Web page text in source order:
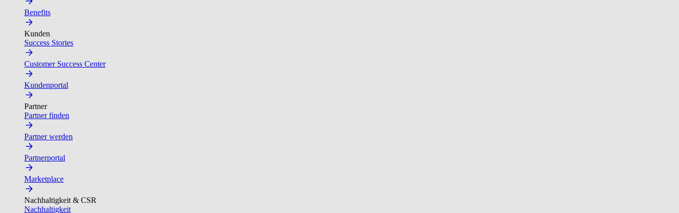
Benefits
Kunden
Success Stories
Customer Success Center
Kundenportal
Partner
Partner finden
Partner werden
Partnerportal
Marketplace
Nachhaltigkeit & CSR
Nachhaltigkeit